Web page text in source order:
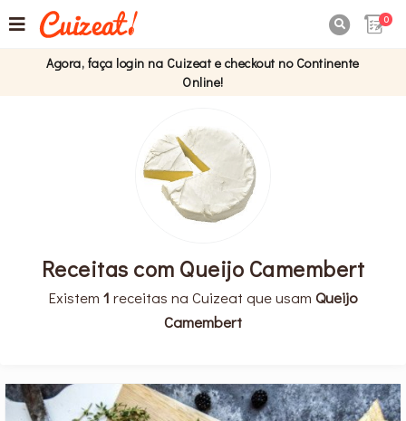
0
Agora, faça login na Cuizeat e checkout no Continente
Online!
Receitas com Queijo Camembert
Existem 1 receitas na Cuizeat que usam Queijo
Camembert